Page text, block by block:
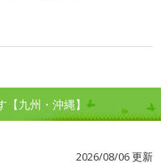
九州・沖縄】
2026/08/06 更新